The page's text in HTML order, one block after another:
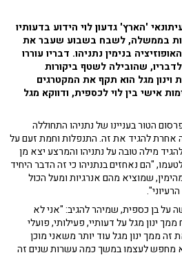
'הארץ' גדעון לוי הידוע בדעותיו
בממשלה, לשבח בשבוע שעבר את
בנימין נתניהו. דבריו עוררו
שהובילה לשטף ביקורות
מגל הוא תקף את המקטרגים
אישי בין לוי לכספית, ודווקא מגל
הטור בעניינו של נתניהו התחוללה
להגיד את זה. התנפלות וחמת זעם על
מילה טובה על נתניהו והמרצע יצא מן
"הם נאחזים בנתניהו כי זה הדבר היחיד
שמוציא מהם אנרגיות ומעל הכול
על בן כספית, שמיהר להגיב: "אני לא
ינון מגל על דעותיי, פעילותי, פועלי
זה ממך ינון מגל עוד יותר משאני מוכן
מחפש לעצמו במשך כמה עשרות שנים זה